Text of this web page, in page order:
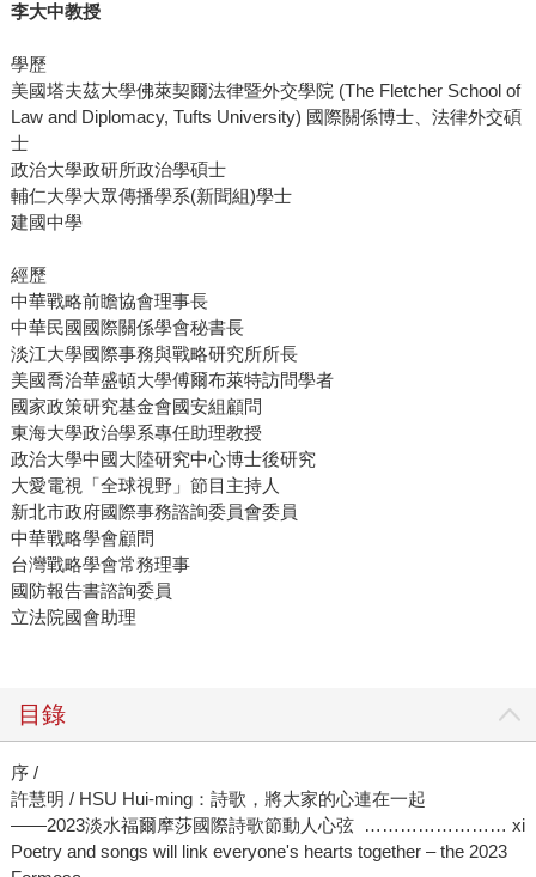
李大中教授
學歷
美國塔夫茲大學佛萊契爾法律暨外交學院 (The Fletcher School of
Law and Diplomacy, Tufts University) 國際關係博士、法律外交碩
士
政治大學政研所政治學碩士
輔仁大學大眾傳播學系(新聞組)學士
建國中學
經歷
中華戰略前瞻協會理事長
中華民國國際關係學會秘書長
淡江大學國際事務與戰略研究所所長
美國喬治華盛頓大學傅爾布萊特訪問學者
國家政策研究基金會國安組顧問
東海大學政治學系專任助理教授
政治大學中國大陸研究中心博士後研究
大愛電視「全球視野」節目主持人
新北市政府國際事務諮詢委員會委員
中華戰略學會顧問
台灣戰略學會常務理事
國防報告書諮詢委員
立法院國會助理
目錄
序 /
許慧明 / HSU Hui-ming：詩歌，將大家的心連在一起
——2023淡水福爾摩莎國際詩歌節動人心弦 …………………… xi
Poetry and songs will link everyone's hearts together – the 2023